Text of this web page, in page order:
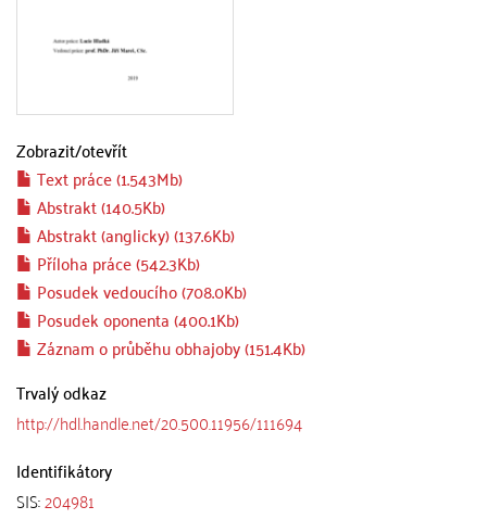
Zobrazit/otevřít
Text práce (1.543Mb)
Abstrakt (140.5Kb)
Abstrakt (anglicky) (137.6Kb)
Příloha práce (542.3Kb)
Posudek vedoucího (708.0Kb)
Posudek oponenta (400.1Kb)
Záznam o průběhu obhajoby (151.4Kb)
Trvalý odkaz
http://hdl.handle.net/20.500.11956/111694
Identifikátory
SIS:204981